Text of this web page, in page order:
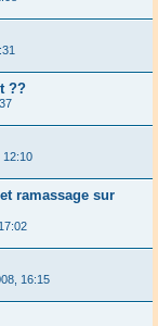
??
12:10
ramassage sur
16:15